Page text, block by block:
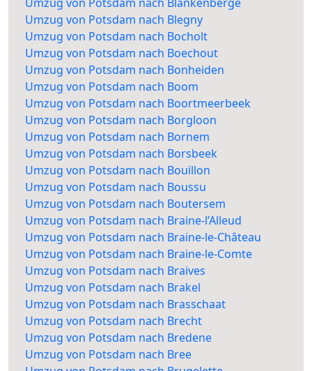
Umzug von Potsdam nach Blegny
Umzug von Potsdam nach Bocholt
Umzug von Potsdam nach Boechout
Umzug von Potsdam nach Bonheiden
Umzug von Potsdam nach Boom
Umzug von Potsdam nach Boortmeerbeek
Umzug von Potsdam nach Borgloon
Umzug von Potsdam nach Bornem
Umzug von Potsdam nach Borsbeek
Umzug von Potsdam nach Bouillon
Umzug von Potsdam nach Boussu
Umzug von Potsdam nach Boutersem
Umzug von Potsdam nach Braine-l’Alleud
Umzug von Potsdam nach Braine-le-Château
Umzug von Potsdam nach Braine-le-Comte
Umzug von Potsdam nach Braives
Umzug von Potsdam nach Brakel
Umzug von Potsdam nach Brasschaat
Umzug von Potsdam nach Brecht
Umzug von Potsdam nach Bredene
Umzug von Potsdam nach Bree